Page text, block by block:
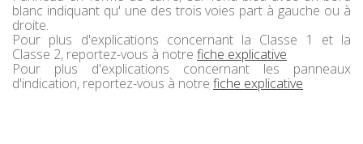
blanc indiquant qu' une des trois voies part à gauche ou à
droite.
Pour plus d'explications concernant la Classe 1 et la
Classe 2, reportez-vous à notre fiche explicative
Pour plus d'explications concernant les panneaux
d'indication, reportez-vous à notre fiche explicative